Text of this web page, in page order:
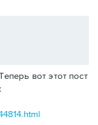
вот этот пост